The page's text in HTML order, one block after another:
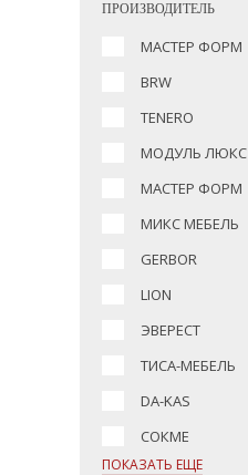
ПРОИЗВОДИТЕЛЬ
МАСТЕР ФОРМ
BRW
TENERO
МОДУЛЬ ЛЮКС
МАСТЕР ФОРМ
МИКС МЕБЕЛЬ
GERBOR
LION
ЭВЕРЕСТ
ТИСА-МЕБЕЛЬ
DA-KAS
СОКМЕ
ПОКАЗАТЬ ЕЩЕ